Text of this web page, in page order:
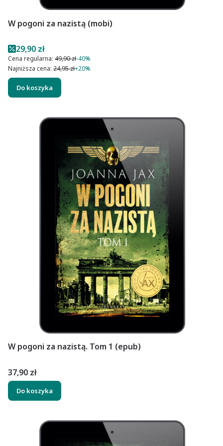
W pogoni za nazistą (mobi)
Cena promocyjna
29,90 zł
Cena regularna: 49,90 zł-40%
Najniższa cena: 24,95 zł+20%
Do koszyka
W pogoni za nazistą. Tom 1 (epub)
Cena
37,90 zł
Do koszyka